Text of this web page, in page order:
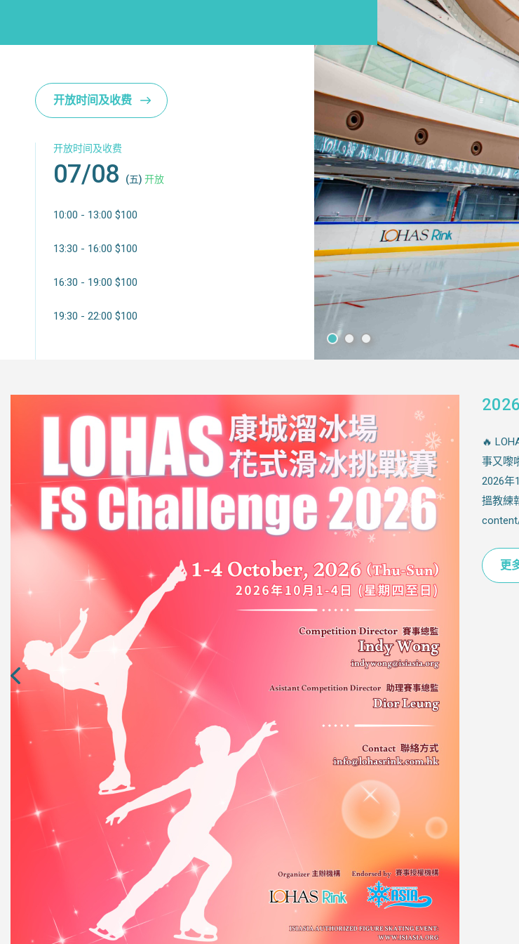
开放时间及收费
开放时间及收费
07/08 (五) 开放
10:00 - 13:00 $100
13:30 - 16:00 $100
16:30 - 19:00 $100
19:30 - 22:00 $100
🔥
事又嚟
2026年
搵教練
更